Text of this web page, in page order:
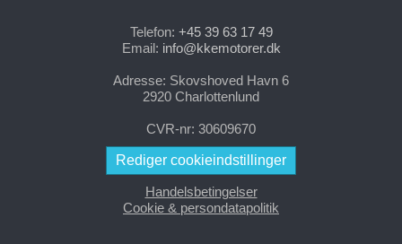
Telefon: +45 39 63 17 49
Email: info@kkemotorer.dk
Adresse: Skovshoved Havn 6
2920 Charlottenlund
CVR-nr: 30609670
Rediger cookieindstillinger
Handelsbetingelser
Cookie & persondatapolitik